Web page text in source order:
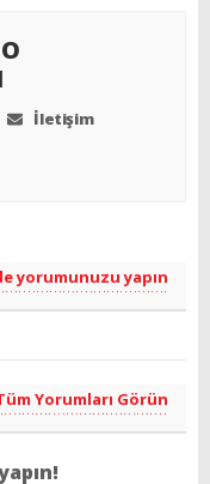
İletişim
yorumunuzu yapın
Yorumları Görün